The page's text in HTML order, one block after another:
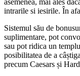
asemenea, mai ales
intrarile si iesirile. În
Sistemul său de
suplimentare, pot
sau pot ridica un
posibilitatea de a
precum Caesars și